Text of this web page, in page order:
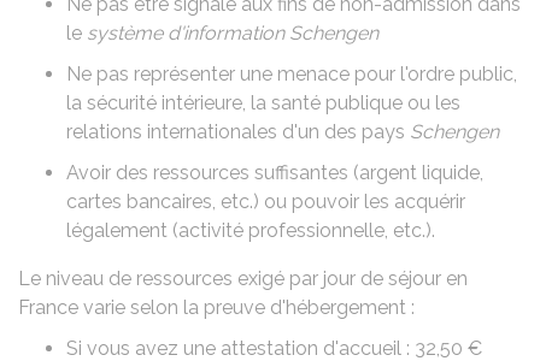
le système d'information Schengen
Ne pas représenter une menace pour l'ordre public,
la sécurité intérieure, la santé publique ou les
relations internationales d'un des pays Schengen
Avoir des ressources suffisantes (argent liquide,
cartes bancaires, etc.) ou pouvoir les acquérir
légalement (activité professionnelle, etc.).
Le niveau de ressources exigé par jour de séjour en
France varie selon la preuve d'hébergement :
Si vous avez une attestation d'accueil : 32,50 €